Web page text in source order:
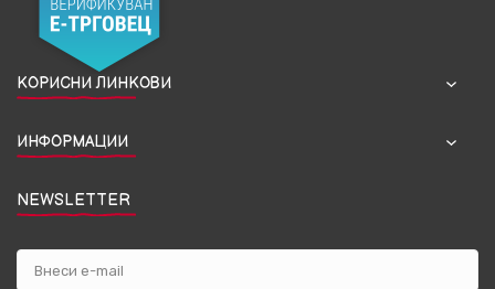
КОРИСНИ ЛИНКОВИ
ИНФОРМАЦИИ
NEWSLETTER